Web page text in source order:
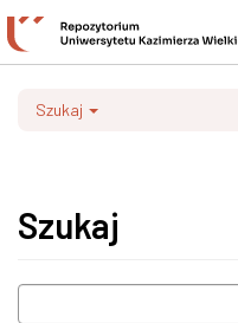
Szukaj
Szukaj